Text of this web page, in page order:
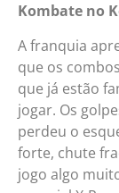
Kombate no
A franquia
que os
que já estão
jogar. Os
perdeu o
forte, chute
jogo algo